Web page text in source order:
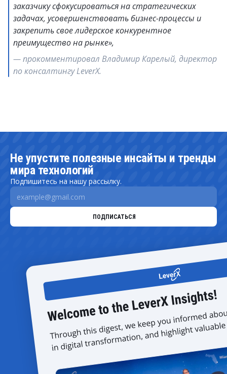
заказчику сфокусироваться на стратегических
задачах, усовершенствовать бизнес-процессы и
закрепить свое лидерское конкурентное
преимущество на рынке»,
— прокомментировал Владимир Карелый, директор
по консалтингу LeverX.
Не упустите полезные инсайты и тренды
мира технологий
Подпишитесь на нашу рассылку.